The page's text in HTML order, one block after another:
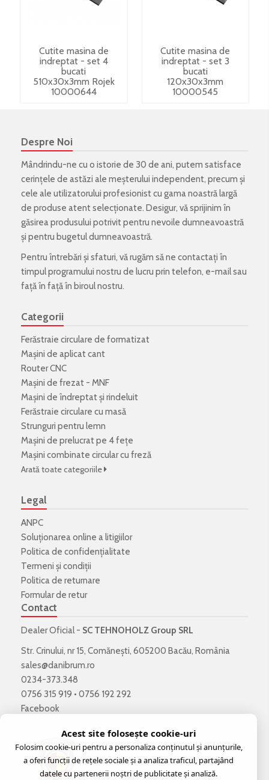
Cutite masina de
indreptat - set 4
bucati
510x30x3mm Rojek
10000644
Cutite masina de
indreptat - set 3
bucati
120x30x3mm
10000545
Despre Noi
Mândrindu-ne cu o istorie de 30 de ani, putem satisface
cerințele de astăzi ale meșterului independent, precum și
cele ale utilizatorului profesionist cu gama noastră largă
de produse atent selecționate. Desigur, vă sprijinim în
găsirea produsului potrivit pentru nevoile dumneavoastră
și pentru bugetul dumneavoastră.
Pentru întrebări și sfaturi, vă rugăm să ne contactați în
timpul programului nostru de lucru prin telefon, e-mail sau
față în față în biroul nostru.
Categorii
Ferăstraie circulare de formatizat
Mașini de aplicat cant
Router CNC
Mașini de frezat - MNF
Mașini de îndreptat și rindeluit
Ferăstraie circulare cu masă
Strunguri pentru lemn
Mașini de prelucrat pe 4 fețe
Mașini combinate circular cu freză
Arată toate categoriile
Legal
ANPC
Soluționarea online a litigiilor
Politica de confidenţialitate
Termeni şi condiţii
Politica de returnare
Formular de retur
Contact
Dealer Oficial - SC TEHNOHOLZ Group SRL
Str. Crinului, nr 15, Comănești, 605200 Bacău, România
sales@danibrum.ro
0234-373.348
0756 315 919 • 0756 192 292
Facebook
Acest site folosește cookie-uri
Folosim cookie-uri pentru a personaliza conținutul și anunțurile,
a oferi funcții de rețele sociale și a analiza traficul, partajând
datele cu partenerii noștri de publicitate și analiză.